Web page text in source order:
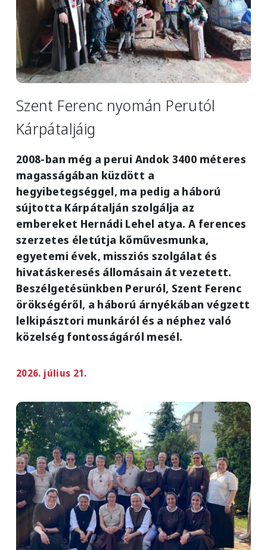
Szent Ferenc nyomán Perutól
Kárpátaljáig
2008-ban még a perui Andok 3400 méteres
magasságában küzdött a
hegyibetegséggel, ma pedig a háború
sújtotta Kárpátalján szolgálja az
embereket Hernádi Lehel atya. A ferences
szerzetes életútja kőművesmunka,
egyetemi évek, missziós szolgálat és
hivatáskeresés állomásain át vezetett.
Beszélgetésünkben Peruról, Szent Ferenc
örökségéről, a háború árnyékában végzett
lelkipásztori munkáról és a néphez való
közelség fontosságáról mesél.
2026. július 21.
Image